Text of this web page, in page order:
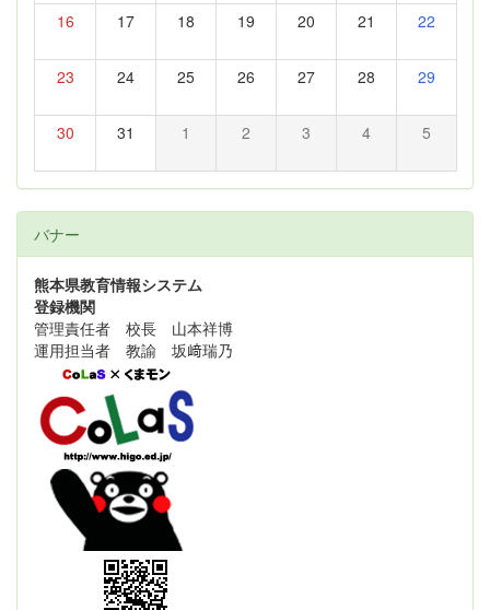
16 17 18 19 20 21 22
23 24 25 26 27 28 29
30 31 1 2 3 4 5
バナー
熊本県教育情報システム
登録機関
管理責任者 校長 山本祥博
運用担当者 教諭 坂﨑瑞乃